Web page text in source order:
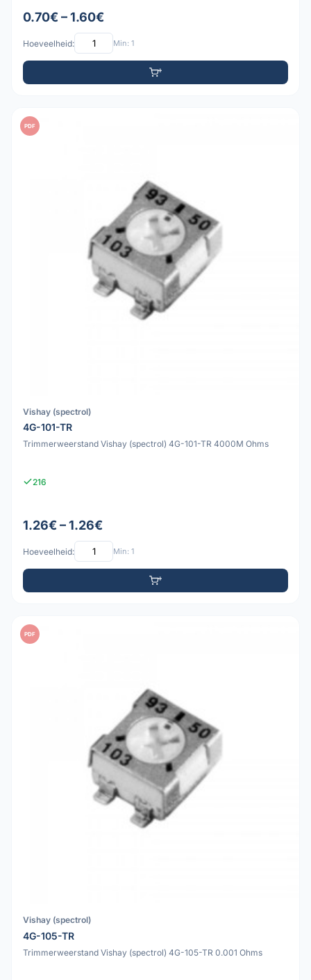
0.70€ – 1.60€
Hoeveelheid: Min: 1
PDF
Vishay (spectrol)
4G-101-TR
Trimmerweerstand Vishay (spectrol) 4G-101-TR 4000M Ohms
216
1.26€ – 1.26€
Hoeveelheid: Min: 1
PDF
Vishay (spectrol)
4G-105-TR
Trimmerweerstand Vishay (spectrol) 4G-105-TR 0.001 Ohms